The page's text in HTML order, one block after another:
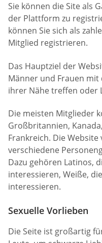
Sie können die Site als
der Plattform zu
können Sie sich als
Mitglied registrieren.
Das Hauptziel der
Männer und Frauen mit
ihrer Nähe treffen oder
Die meisten Mitglieder
Großbritannien,
Frankreich. Die
verschiedene
Dazu gehören Latinos,
interessieren, Weiße,
interessieren.
Sexuelle Vorlieben
Die Seite ist großartig